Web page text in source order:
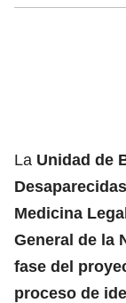
La Unidad de
Desaparecidas
Medicina
General de la
fase del
proceso de